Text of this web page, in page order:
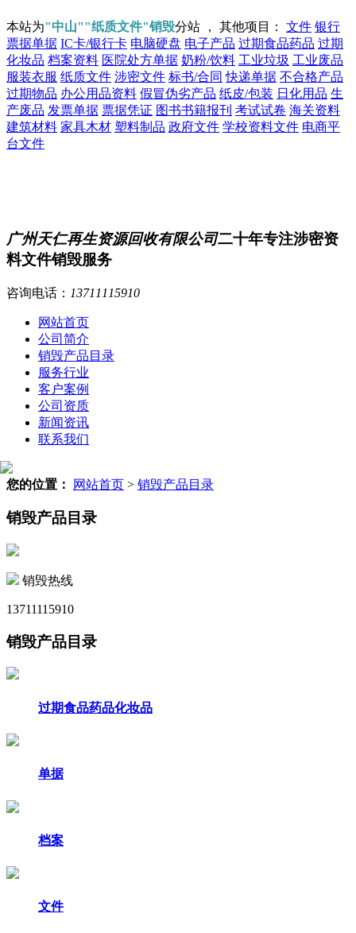
本站为"中山""纸质文件"销毁分站 ， 其他项目： 文件 银行
票据单据 IC卡/银行卡 电脑硬盘 电子产品 过期食品药品 过期
化妆品 档案资料 医院处方单据 奶粉/饮料 工业垃圾 工业废品
服装衣服 纸质文件 涉密文件 标书/合同 快递单据 不合格产品
过期物品 办公用品资料 假冒伪劣产品 纸皮/包装 日化用品 生
产废品 发票单据 票据凭证 图书书籍报刊 考试试卷 海关资料
建筑材料 家具木材 塑料制品 政府文件 学校资料文件 电商平
台文件
广州天仁再生资源回收有限公司二十年专注涉密资
料文件销毁服务
咨询电话： 13711115910
网站首页
公司简介
销毁产品目录
服务行业
客户案例
公司资质
新闻资讯
联系我们
您的位置： 网站首页 > 销毁产品目录
销毁产品目录
销毁热线
13711115910
销毁产品目录
过期食品药品化妆品
单据
档案
文件